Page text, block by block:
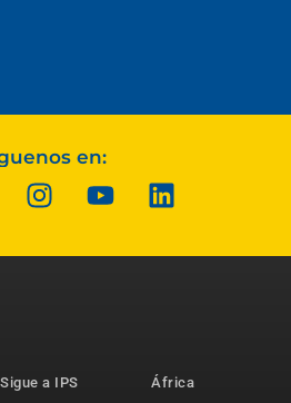
en:
Sigue a IPS
África